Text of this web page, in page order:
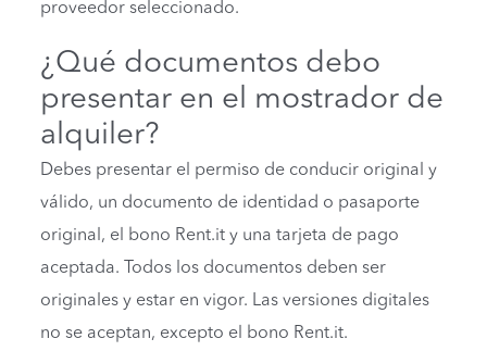
proveedor seleccionado.
¿Qué documentos debo
presentar en el mostrador de
alquiler?
Debes presentar el permiso de conducir original y
válido, un documento de identidad o pasaporte
original, el bono Rent.it y una tarjeta de pago
aceptada. Todos los documentos deben ser
originales y estar en vigor. Las versiones digitales
no se aceptan, excepto el bono Rent.it.